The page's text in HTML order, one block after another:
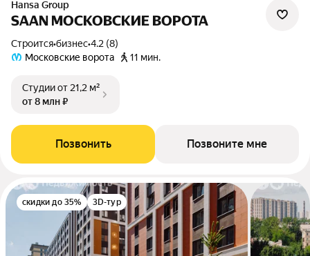
Hansa Group
SAAN МОСКОВСКИЕ ВОРОТА
Строится•бизнес•4.2 (8)
Московские ворота
11 мин.
Студииот 21,2 м²
от 8 млн ₽
Позвонить Позвоните мне
скидки до 35% 3D-тур